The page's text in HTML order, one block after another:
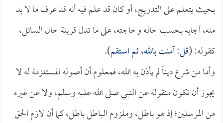
بحيث يتعلم على التدريج، أو كان قد علم فيه أنه قد عرف ما لا بد
منه، أجابه بحسب حاله وحاجته، على ما تدل قرينة حال السائل،
كقوله: (قل: آمنت بالله، ثم استقم).
وأما من شرع ديناً لم يأذن به الله، فمعلوم أن أصوله المستلزمة له لا
يجوز أن تكون منقولة عن النبي صلى الله عليه وسلم، ولا عن غيره
من المرسلين؛ إذ هو باطل، وملزوم الباطل باطل، كما أن لازم الحق